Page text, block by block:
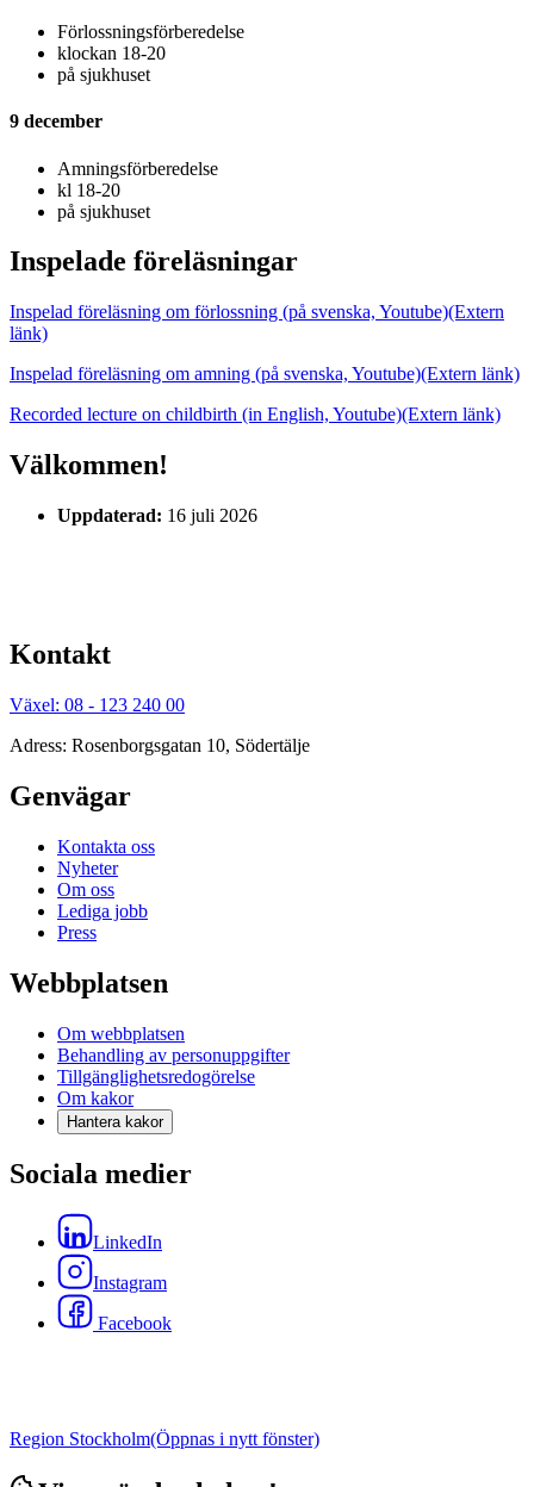
Förlossningsförberedelse
klockan 18-20
på sjukhuset
9 december
Amningsförberedelse
kl 18-20
på sjukhuset
Inspelade föreläsningar
Inspelad föreläsning om förlossning (på svenska, Youtube)(Extern
länk)
Inspelad föreläsning om amning (på svenska, Youtube)(Extern länk)
Recorded lecture on childbirth (in English, Youtube)(Extern länk)
Välkommen!
Uppdaterad: 16 juli 2026
Kontakt
Växel: 08 - 123 240 00
Adress: Rosenborgsgatan 10, Södertälje
Genvägar
Kontakta oss
Nyheter
Om oss
Lediga jobb
Press
Webbplatsen
Om webbplatsen
Behandling av personuppgifter
Tillgänglighetsredogörelse
Om kakor
Hantera kakor
Sociala medier
LinkedIn
Instagram
Facebook
Region Stockholm(Öppnas i nytt fönster)